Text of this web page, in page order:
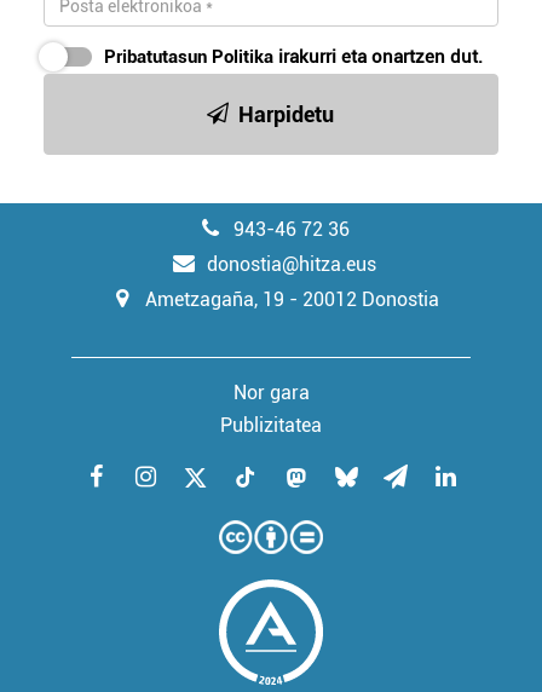
Pribatutasun Politika irakurri eta onartzen dut.
Harpidetu
943-46 72 36
donostia@hitza.eus
Ametzagaña, 19 - 20012 Donostia
Nor gara
Publizitatea